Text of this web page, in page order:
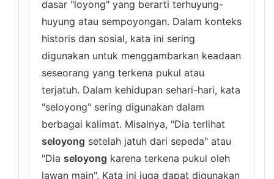
dasar "loyong" yang berarti terhuyung-
huyung atau sempoyongan. Dalam konteks
historis dan sosial, kata ini sering
digunakan untuk menggambarkan keadaan
seseorang yang terkena pukul atau
terjatuh. Dalam kehidupan sehari-hari, kata
"seloyong" sering digunakan dalam
berbagai kalimat. Misalnya, "Dia terlihat
seloyong setelah jatuh dari sepeda" atau
"Dia seloyong karena terkena pukul oleh
lawan main". Kata ini juga dapat digunakan